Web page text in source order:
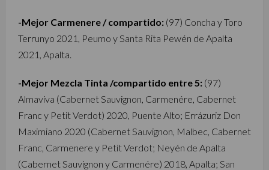
-Mejor Carmenere / compartido: (97) Concha y Toro
Terrunyo 2021, Peumo y Santa Rita Pewén de Apalta
2021, Apalta.
-Mejor Mezcla Tinta /compartido entre 5: (97)
Almaviva (Cabernet Sauvignon, Carmenére, Cabernet
Franc y Petit Verdot) 2020, Puente Alto; Errázuriz Don
Maximiano 2020 (Cabernet Sauvignon, Malbec, Cabernet
Franc, Carmenere y Petit Verdot; Neyén de Apalta
(Cabernet Sauvignon y Carmenére) 2018, Apalta; San